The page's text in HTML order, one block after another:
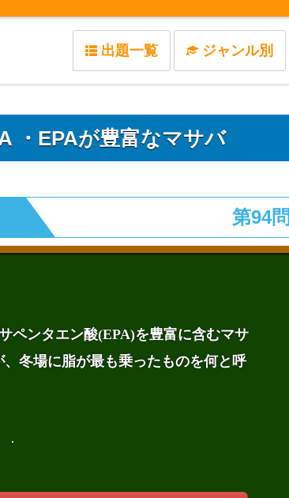
出題一覧 ジャンル別
・EPAが豊富なマサバ
第94問
ペンタエン酸(EPA)を豊富に含むマサ
冬場に脂が最も乗ったものを何と呼